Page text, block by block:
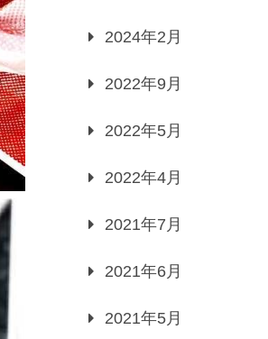
2024年2月
2022年9月
2022年5月
2022年4月
2021年7月
2021年6月
2021年5月